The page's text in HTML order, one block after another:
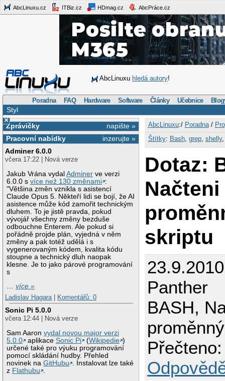
AbcLinuxu.cz ITBiz.cz HDmag.cz AbcPráce.cz
AbcLinuxu hledá autory!
Poradna FAQ Hardware Software Články Učebnice
Styl
×
napište »
Zprávičky
inzerujte »
Pracovní nabídky
Adminer 6.0.0
včera 17:22 | Nová verze
Jakub Vrána vydalAdminer ve verzi
6.0.0 svíce než 130 změnami :
"Většina změn vznikla s asistencí
Claude Opus 5. Někteří lidi se bojí, že AI
asistence může kód zamořit technickým
dluhem. To je jistě pravda, pokud
vývojář všechny změny bezduše
odbouchne Enterem. Ale pokud si
pořádně projde plán, vyjedná v něm
změny a pak totéž udělá i s
vygenerovaným kódem, kvalita kódu
stoupne a technický dluh naopak
klesne. Je to jako párové programování
s
…více »
Ladislav Hagara
Komentářů: 0
Sonic Pi 5.0.0
včera 12:44 | Nová verze
Sam Aaronvydal novou major verzi
5.0.0
aplikaceSonic Pi (Wikipedie )
určené také pro výuku programování
pomocí skládání hudby. Přehled
novinek naGitHubu . Instalovat lze také
z Flathubu .
AbcLinuxu:/ Poradna/
Štítky: Bash, grep, shelly
Dotaz:
Načteni
skriptu
Panther
BASH,